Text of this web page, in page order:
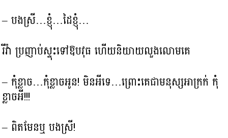
– បងស្រី…ខ្ញុំ…ដៃខ្ញុំ…
រីវ៉ា ប្រញាប់ស្ទុះទៅឱបវុធ ហើយនិយាយលួងលោមគេ
– កុំខ្លាច…កុំខ្លាចអូន! មិនអីទេ…ព្រោះគេជាមនុស្សអាក្រក់ កុំ
ខ្លាចអី!!!
– ពិតមែនឬ បងស្រី!